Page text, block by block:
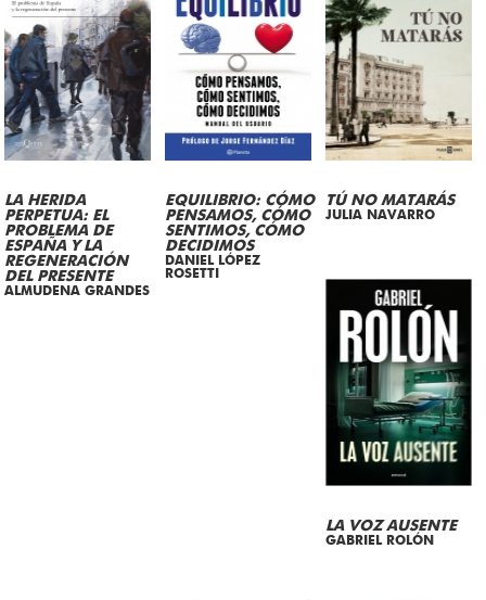
LA HERIDA
PERPETUA: EL
PROBLEMA DE
ESPAÑA Y LA
REGENERACIÓN
DEL PRESENTE
ALMUDENA GRANDES
EQUILIBRIO: CÓMO
PENSAMOS, CÓMO
SENTIMOS, CÓMO
DECIDIMOS
DANIEL LÓPEZ
ROSETTI
TÚ NO MATARÁS
JULIA NAVARRO
LA VOZ AUSENTE
GABRIEL ROLÓN